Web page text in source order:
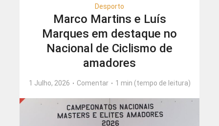
Desporto
Marco Martins e Luís
Marques em destaque no
Nacional de Ciclismo de
amadores
1 Julho, 2026 Comentar 1 min (tempo de leitura)